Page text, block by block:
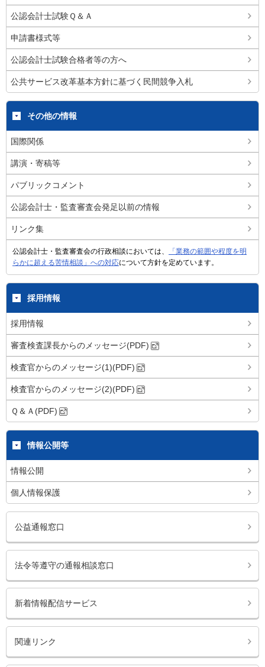
公認会計士試験Ｑ＆Ａ
申請書様式等
公認会計士試験合格者等の方へ
公共サービス改革基本方針に基づく民間競争入札
その他の情報
国際関係
講演・寄稿等
パブリックコメント
公認会計士・監査審査会発足以前の情報
リンク集
公認会計士・監査審査会の行政相談においては、
「業務の範囲や程度を明
らかに超える苦情相談」への対応について方針を定めています。
採用情報
採用情報
審査検査課長からのメッセージ(PDF)
検査官からのメッセージ(1)(PDF)
検査官からのメッセージ(2)(PDF)
Ｑ＆Ａ(PDF)
情報公開等
情報公開
個人情報保護
公益通報窓口
法令等遵守の通報相談窓口
新着情報配信サービス
関連リンク